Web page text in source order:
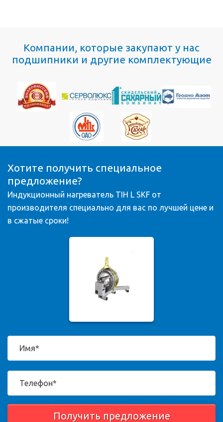
Компании, которые закупают у нас
подшипники и другие комплектующие
Хотите получить специальное
предложение?
Индукционный нагреватель TIH L SKF от
производителя специально для вас по лучшей цене и
в сжатые сроки!
Получить предложение